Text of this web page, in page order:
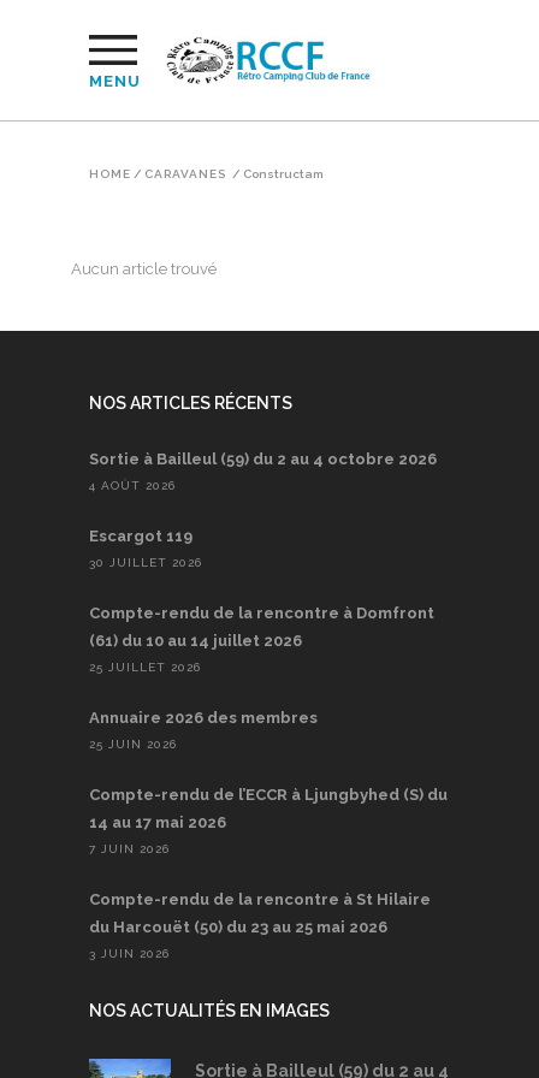
MENU
HOME / CARAVANES / Constructam
Aucun article trouvé
NOS ARTICLES RÉCENTS
Sortie à Bailleul (59) du 2 au 4 octobre 2026
4 AOÛT 2026
Escargot 119
30 JUILLET 2026
Compte-rendu de la rencontre à Domfront
(61) du 10 au 14 juillet 2026
25 JUILLET 2026
Annuaire 2026 des membres
25 JUIN 2026
Compte-rendu de l’ECCR à Ljungbyhed (S) du
14 au 17 mai 2026
7 JUIN 2026
Compte-rendu de la rencontre à St Hilaire
du Harcouët (50) du 23 au 25 mai 2026
3 JUIN 2026
NOS ACTUALITÉS EN IMAGES
Sortie à Bailleul (59) du 2 au 4